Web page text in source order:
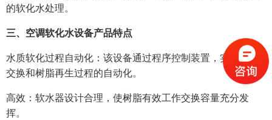
的软化水处理。
三、空调软化水设备产品特点
水质软化过程自动化：该设备通过程序控制装置，实现离子
交换和树脂再生过程的自动化。
高效：软水器设计合理，使树脂有效工作交换容量充分发
挥。